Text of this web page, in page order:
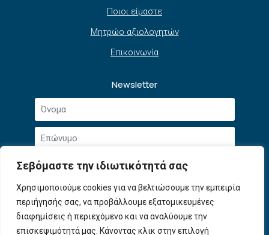
Σεβόμαστε την ιδιωτικότητά σας
Χρησιμοποιούμε cookies για να βελτιώσουμε την εμπειρία
περιήγησής σας, να προβάλλουμε εξατομικευμένες
διαφημίσεις ή περιεχόμενο και να αναλύουμε την
επισκεψιμότητά μας. Κάνοντας κλικ στην επιλογή
Ποιοι είμαστε
Μητρώο αξιολογητών
Επικοινωνία
Newsletter
Όνομα
Επώνυμο
Email
*
Αποδοχή
όρων
χρήσης
*
Συμφωνώ με την Πολιτική Απορρήτουκαι τους
Όρους Χρήσης.
Εγγραφή